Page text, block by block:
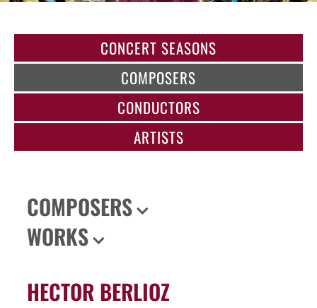
CONCERT SEASONS
COMPOSERS
CONDUCTORS
ARTISTS
COMPOSERS
WORKS
HECTOR BERLIOZ